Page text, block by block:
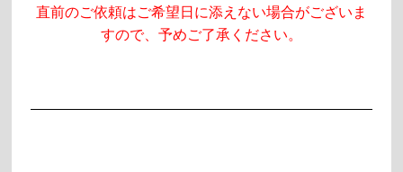
直前のご依頼はご希望日に添えない場合がございま
すので、予めご了承ください。